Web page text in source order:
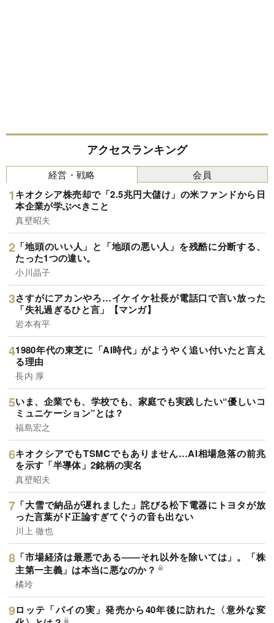
アクセスランキング
経営・戦略
キオクシア株売却で「2.5兆円大儲け」の米ファンドから日
本企業が学ぶべきこと
真壁昭夫
「地頭のいい人」と「地頭の悪い人」を残酷に分断する、
たった1つの違い。
小川晶子
さすがにアカンやろ…イケイケ社長が電話口で言い放った
「失礼過ぎるひと言」【マンガ】
岩本有平
1980年代の東芝に「AI時代」がようやく追い付いたと言え
る理由
長内 厚
いま、企業でも、学校でも、家庭でも実践したい“優しいコ
ミュニケーション”とは？
福島宏之
キオクシアでもTSMCでもありません…AI相場急落の前兆
を示す「半導体」2銘柄の実名
真壁昭夫
「大雪で納品が遅れました」詫びる松下電器にトヨタが放
った言葉がド正論すぎてぐうの音も出ない
川上 徹也
「市場経済は最悪である――それ以外を除いては」。「株
主第一主義」は本当に悪なのか？
橘玲
ロッテ「パイの実」発売から40年後に訪れた〈意外な変
会員